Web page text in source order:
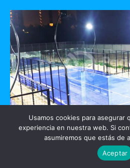
GO
Usamos cookies para asegurar
experiencia en nuestra web. Si
asumiremos que estás de
Aceptar